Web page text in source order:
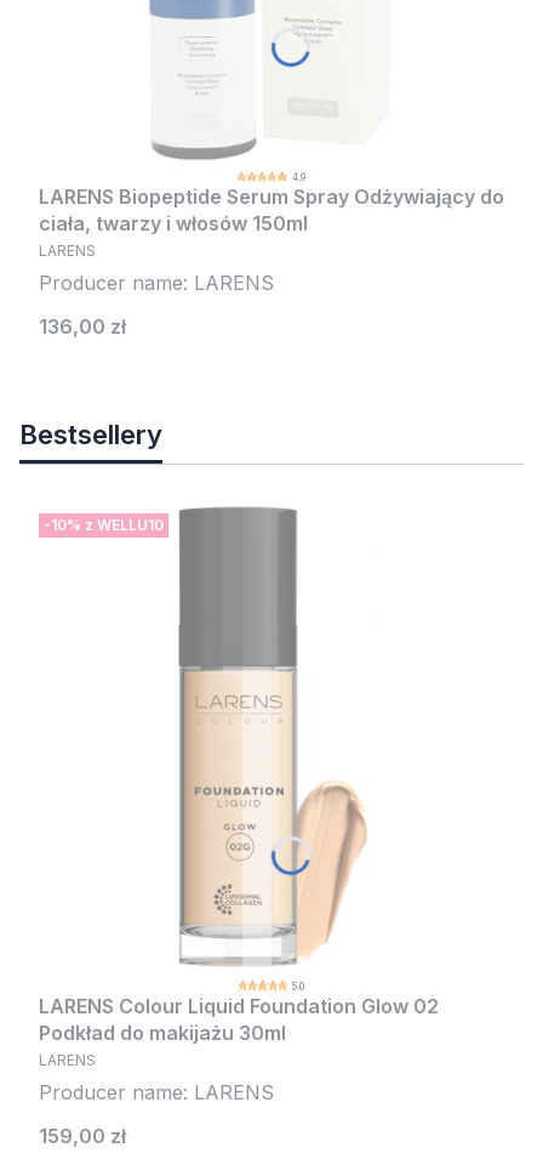
4.9
LARENS Biopeptide Serum Spray Odżywiający do
ciała, twarzy i włosów 150ml
LARENS
Producer name: LARENS
Cena
136,00 zł
Bestsellery
-10% z WELLU10
5.0
LARENS Colour Liquid Foundation Glow 02
Podkład do makijażu 30ml
LARENS
Producer name: LARENS
Cena
159,00 zł